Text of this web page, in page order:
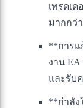
เทรดเ
มากกว่า
**การ
งาน
และรับ
**กำลัง